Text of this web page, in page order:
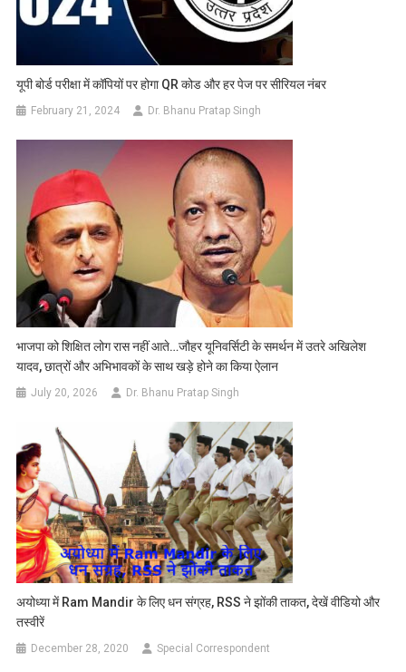
यूपी बोर्ड परीक्षा में कॉपियों पर होगा QR कोड और हर पेज पर सीरियल नंबर
February 21, 2024 Dr. Bhanu Pratap Singh
भाजपा को शिक्षित लोग रास नहीं आते…जौहर यूनिवर्सिटी के समर्थन में उतरे अखिलेश
यादव, छात्रों और अभिभावकों के साथ खड़े होने का किया ऐलान
July 20, 2026 Dr. Bhanu Pratap Singh
अयोध्या में Ram Mandir के लिए धन संग्रह, RSS ने झोंकी ताकत, देखें वीडियो और
तस्वीरें
December 28, 2020 Special Correspondent